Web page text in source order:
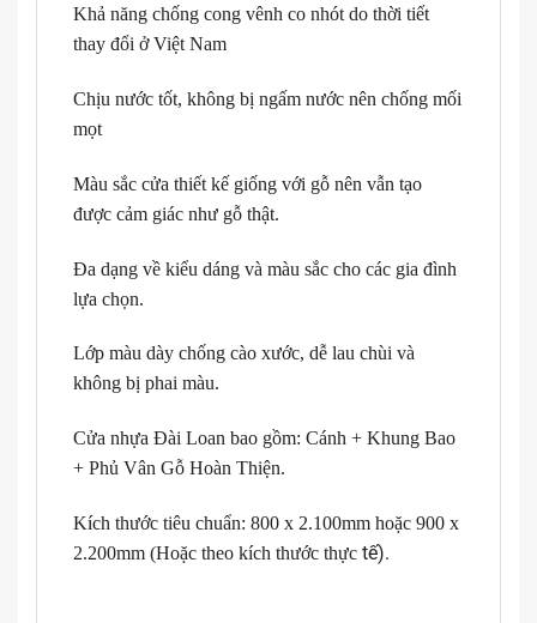
Khả năng chống cong vênh co nhót do thời tiết
thay đổi ở Việt Nam
Chịu nước tốt, không bị ngấm nước nên chống mối
mọt
Màu sắc cửa thiết kế giống với gỗ nên vẫn tạo
được cảm giác như gỗ thật.
Đa dạng về kiểu dáng và màu sắc cho các gia đình
lựa chọn.
Lớp màu dày chống cào xước, dễ lau chùi và
không bị phai màu.
Cửa nhựa Đài Loan bao gồm: Cánh + Khung Bao
+ Phủ Vân Gỗ Hoàn Thiện.
Kích thước tiêu chuẩn: 800 x 2.100mm hoặc 900 x
2.200mm (Hoặc theo kích thước thực tế).